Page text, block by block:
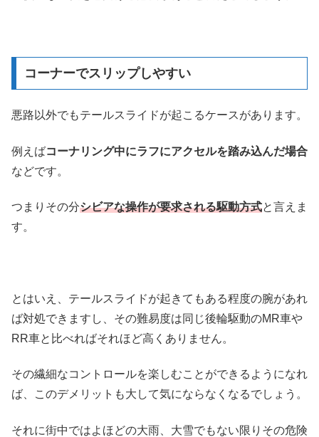
コーナーでスリップしやすい
悪路以外でもテールスライドが起こるケースがあります。
例えばコーナリング中にラフにアクセルを踏み込んだ場合
などです。
つまりその分シビアな操作が要求される駆動方式と言えま
す。
とはいえ、テールスライドが起きてもある程度の腕があれ
ば対処できますし、その難易度は同じ後輪駆動のMR車や
RR車と比べればそれほど高くありません。
その繊細なコントロールを楽しむことができるようになれ
ば、このデメリットも大して気にならなくなるでしょう。
それに街中ではよほどの大雨、大雪でもない限りその危険